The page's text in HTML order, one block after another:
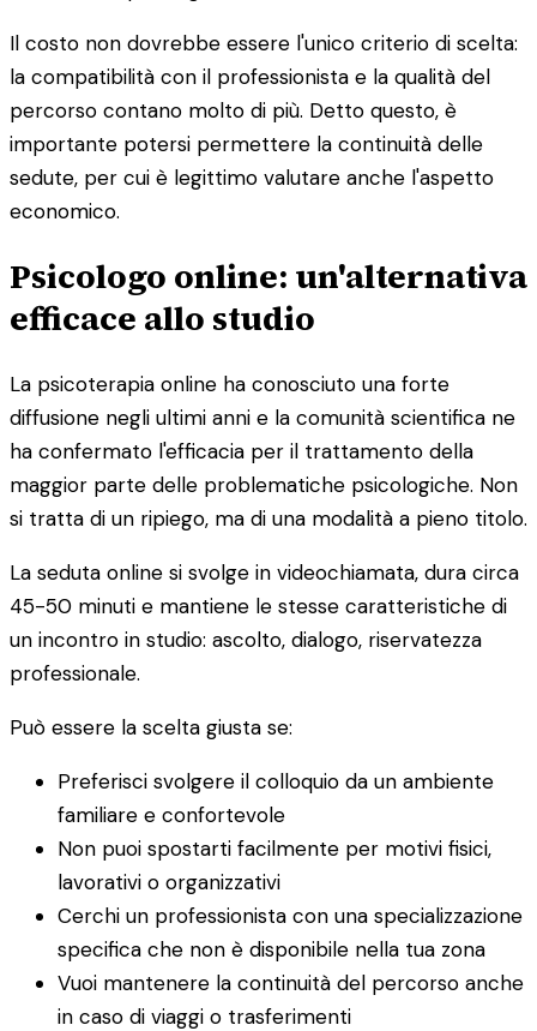
Il costo non dovrebbe essere l'unico criterio di scelta:
la compatibilità con il professionista e la qualità del
percorso contano molto di più. Detto questo, è
importante potersi permettere la continuità delle
sedute, per cui è legittimo valutare anche l'aspetto
economico.
Psicologo online: un'alternativa
efficace allo studio
La psicoterapia online ha conosciuto una forte
diffusione negli ultimi anni e la comunità scientifica ne
ha confermato l'efficacia per il trattamento della
maggior parte delle problematiche psicologiche. Non
si tratta di un ripiego, ma di una modalità a pieno titolo.
La seduta online si svolge in videochiamata, dura circa
45-50 minuti e mantiene le stesse caratteristiche di
un incontro in studio: ascolto, dialogo, riservatezza
professionale.
Può essere la scelta giusta se:
Preferisci svolgere il colloquio da un ambiente
familiare e confortevole
Non puoi spostarti facilmente per motivi fisici,
lavorativi o organizzativi
Cerchi un professionista con una specializzazione
specifica che non è disponibile nella tua zona
Vuoi mantenere la continuità del percorso anche
in caso di viaggi o trasferimenti